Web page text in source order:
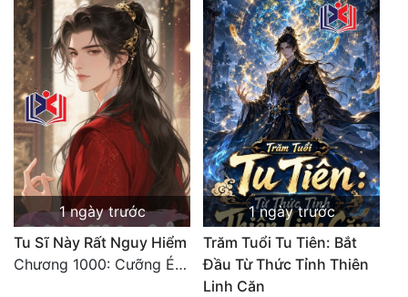
1 ngày trước
Tu Sĩ Này Rất Nguy Hiểm
Chương 1000: Cưỡng Ép Kẻ Khác
1 ngày trước
Trăm Tuổi Tu Tiên: Bắt
Đầu Từ Thức Tỉnh Thiên
Linh Căn